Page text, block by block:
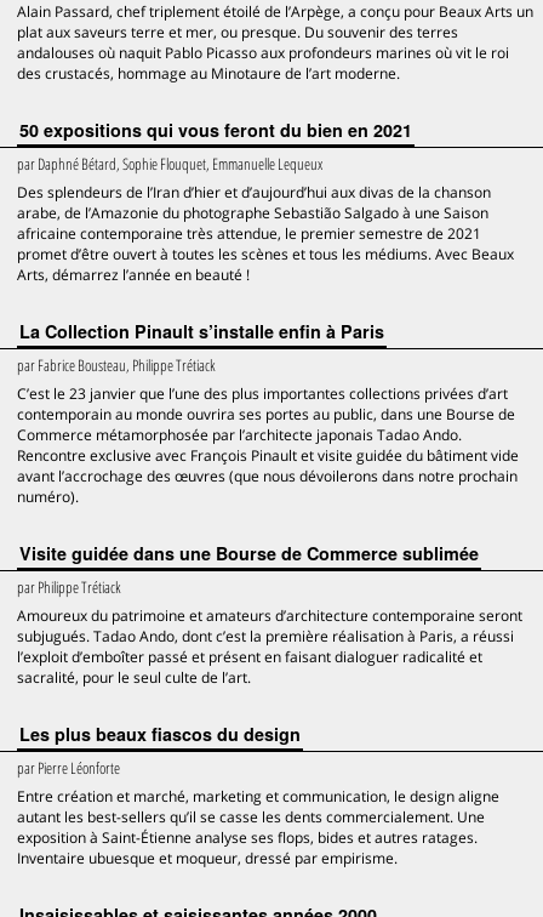
Alain Passard, chef triplement étoilé de l’Arpège, a conçu pour Beaux Arts un
plat aux saveurs terre et mer, ou presque. Du souvenir des terres
andalouses où naquit Pablo Picasso aux profondeurs marines où vit le roi
des crustacés, hommage au Minotaure de l’art moderne.
50 expositions qui vous feront du bien en 2021
parDaphné Bétard, Sophie Flouquet, Emmanuelle Lequeux
Des splendeurs de l’Iran d’hier et d’aujourd’hui aux divas de la chanson
arabe, de l’Amazonie du photographe Sebastião Salgado à une Saison
africaine contemporaine très attendue, le premier semestre de 2021
promet d’être ouvert à toutes les scènes et tous les médiums. Avec Beaux
Arts, démarrez l’année en beauté !
La Collection Pinault s’installe enfin à Paris
parFabrice Bousteau, Philippe Trétiack
C’est le 23 janvier que l’une des plus importantes collections privées d’art
contemporain au monde ouvrira ses portes au public, dans une Bourse de
Commerce métamorphosée par l’architecte japonais Tadao Ando.
Rencontre exclusive avec François Pinault et visite guidée du bâtiment vide
avant l’accrochage des œuvres (que nous dévoilerons dans notre prochain
numéro).
Visite guidée dans une Bourse de Commerce sublimée
parPhilippe Trétiack
Amoureux du patrimoine et amateurs d’architecture contemporaine seront
subjugués. Tadao Ando, dont c’est la première réalisation à Paris, a réussi
l’exploit d’emboîter passé et présent en faisant dialoguer radicalité et
sacralité, pour le seul culte de l’art.
Les plus beaux fiascos du design
parPierre Léonforte
Entre création et marché, marketing et communication, le design aligne
autant les best-sellers qu’il se casse les dents commercialement. Une
exposition à Saint-Étienne analyse ses flops, bides et autres ratages.
Inventaire ubuesque et moqueur, dressé par empirisme.